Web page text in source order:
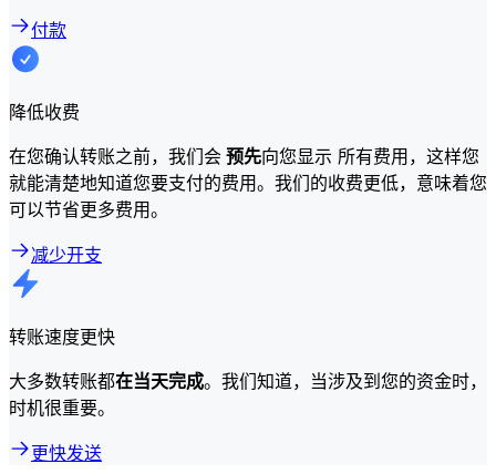
付款
降低收费
在您确认转账之前，我们会 预先向您显示 所有费用，这样您
就能清楚地知道您要支付的费用。我们的收费更低，意味着您
可以节省更多费用。
减少开支
转账速度更快
大多数转账都在当天完成。我们知道，当涉及到您的资金时，
时机很重要。
更快发送